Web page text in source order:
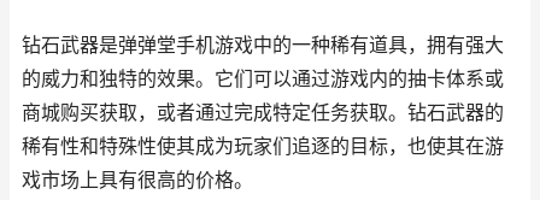
钻石武器是弹弹堂手机游戏中的一种稀有道具，拥有强大
的威力和独特的效果。它们可以通过游戏内的抽卡体系或
商城购买获取，或者通过完成特定任务获取。钻石武器的
稀有性和特殊性使其成为玩家们追逐的目标，也使其在游
戏市场上具有很高的价格。